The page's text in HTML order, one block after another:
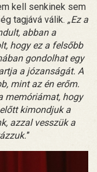
kell senkinek sem
tagjává válik. „Ez a
abban a
hogy ez a felsőbb
gondolhat egy
a józanságát. A
mint az én erőm.
memóriámat, hogy
kimondjuk a
azzal vesszük a
”